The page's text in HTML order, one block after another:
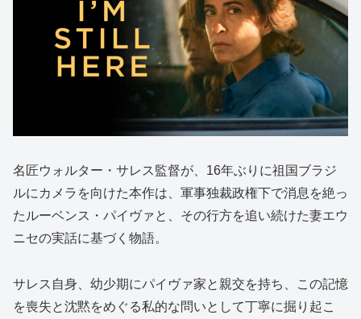
名匠ウォルター・サレス監督が、16年ぶりに祖国ブラジ
ルにカメラを向けた本作は、軍事独裁政権下で消息を絶っ
たルーベンス・パイヴァと、その行方を追い続けた妻エウ
ニセの実話に基づく物語。
サレス自身、幼少期にパイヴァ家と親交を持ち、この記憶
を喪失と沈黙をめぐる私的な問いとして丁寧に掘り起こ